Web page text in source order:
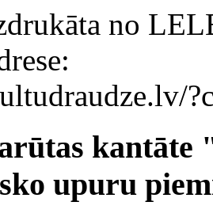
no
kantāte
upuru